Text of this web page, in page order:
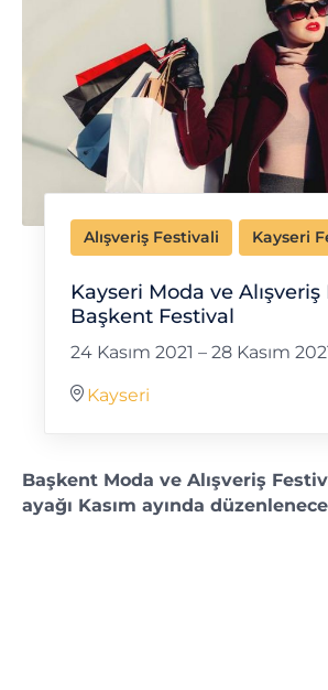
Alışveriş Festivali Kayseri
Kayseri Moda ve Alışveriş
Başkent Festival
24 Kasım 2021 – 28 Kasım
Kayseri
Başkent Moda ve Alışveriş
ayağı Kasım ayında